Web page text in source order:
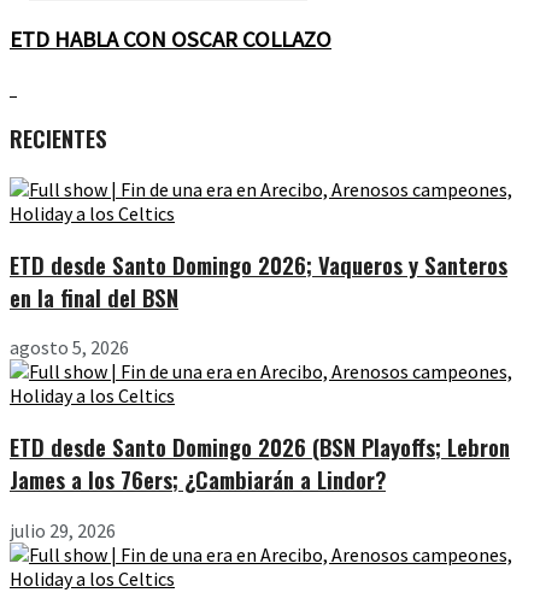
ETD HABLA CON OSCAR COLLAZO
RECIENTES
ETD desde Santo Domingo 2026; Vaqueros y Santeros
en la final del BSN
agosto 5, 2026
ETD desde Santo Domingo 2026 (BSN Playoffs; Lebron
James a los 76ers; ¿Cambiarán a Lindor?
julio 29, 2026